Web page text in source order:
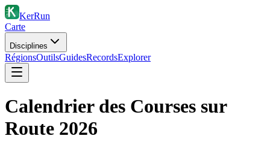
KerRun
Carte
Disciplines
RégionsOutilsGuidesRecordsExplorer
Calendrier des Courses sur
Route 2026